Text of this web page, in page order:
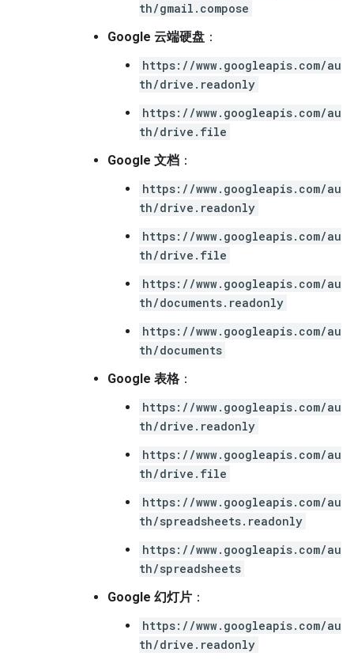
th/gmail.compose
Google 云端硬盘 ：
https://www.googleapis.com/au
th/drive.readonly
https://www.googleapis.com/au
th/drive.file
Google 文档 ：
https://www.googleapis.com/au
th/drive.readonly
https://www.googleapis.com/au
th/drive.file
https://www.googleapis.com/au
th/documents.readonly
https://www.googleapis.com/au
th/documents
Google 表格 ：
https://www.googleapis.com/au
th/drive.readonly
https://www.googleapis.com/au
th/drive.file
https://www.googleapis.com/au
th/spreadsheets.readonly
https://www.googleapis.com/au
th/spreadsheets
Google 幻灯片 ：
https://www.googleapis.com/au
th/drive.readonly